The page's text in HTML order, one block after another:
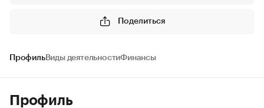
Поделиться
ПрофильВиды деятельностиФинансы
Профиль